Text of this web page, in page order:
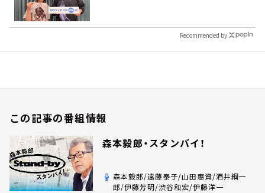
Recommended by
この記事の番組情報
森本毅郎・スタンバイ！
森本毅郎/遠藤泰子/山田惠資/酒井綱一
郎/伊藤芳明/渋谷和宏/伊藤洋一